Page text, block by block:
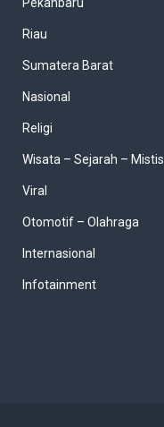
Riau
Sumatera Barat
Nasional
Religi
Wisata – Sejarah – Mistis
Viral
Otomotif – Olahraga
Internasional
Infotainment